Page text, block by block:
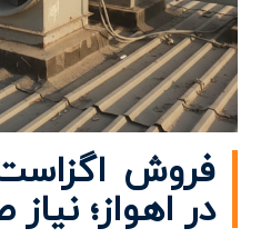
فروش
در اهواز؛